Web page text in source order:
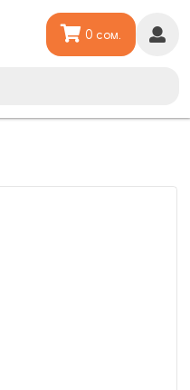
0 сом.